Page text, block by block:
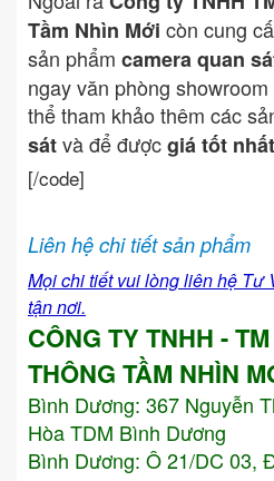
Tầm Nhìn Mới còn cung
sản phẩm camera quan
ngay văn phòng
thể tham khảo thêm các
sátvà để đượcgiá tốt nhất
[/code]
Liên hệ chi tiết sản phẩm
Mọi chi tiết vui lòng liên hệ Tư
tận nơi.
CÔNG TY TNHH -
THÔNG TẦM NHÌN
Bình Dương: 367 Nguyễn
Hòa TDM Bình Dương
Bình Dương: Ô 21/DC 03,